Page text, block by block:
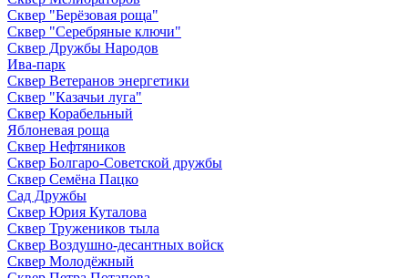
Сквер "Берёзовая роща"
Сквер "Серебряные ключи"
Сквер Дружбы Народов
Ива-парк
Сквер Ветеранов энергетики
Сквер "Казачьи луга"
Сквер Корабельный
Яблоневая роща
Сквер Нефтяников
Сквер Болгаро-Советской дружбы
Сквер Семёна Пацко
Сад Дружбы
Сквер Юрия Куталова
Сквер Тружеников тыла
Сквер Воздушно-десантных войск
Сквер Молодёжный